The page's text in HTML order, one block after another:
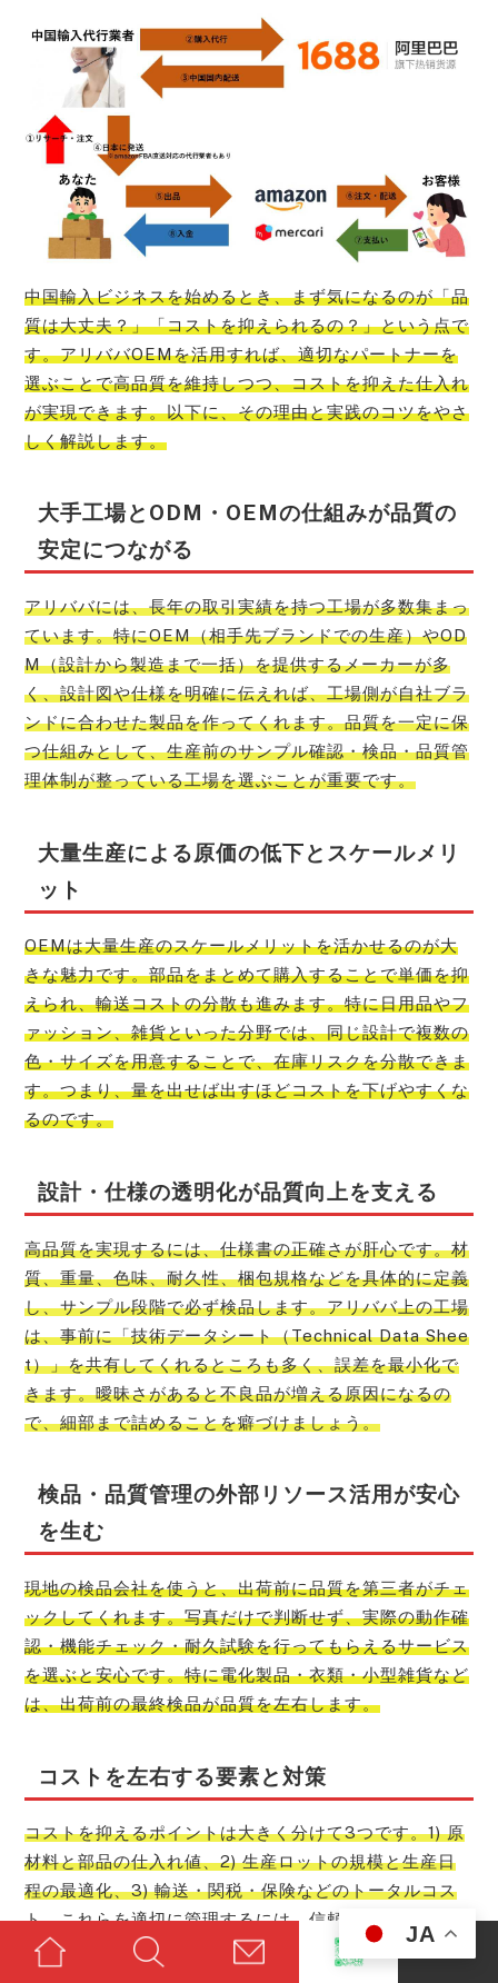
中国輸入ビジネスを始めるとき、まず気になるのが「品
質は大丈夫？」「コストを抑えられるの？」という点で
す。アリババOEMを活用すれば、適切なパートナーを
選ぶことで高品質を維持しつつ、コストを抑えた仕入れ
が実現できます。以下に、その理由と実践のコツをやさ
しく解説します。
大手工場とODM・OEMの仕組みが品質の
安定につながる
アリババには、長年の取引実績を持つ工場が多数集まっ
ています。特にOEM（相手先ブランドでの生産）やOD
M（設計から製造まで一括）を提供するメーカーが多
く、設計図や仕様を明確に伝えれば、工場側が自社ブラ
ンドに合わせた製品を作ってくれます。品質を一定に保
つ仕組みとして、生産前のサンプル確認・検品・品質管
理体制が整っている工場を選ぶことが重要です。
大量生産による原価の低下とスケールメリ
ット
OEMは大量生産のスケールメリットを活かせるのが大
きな魅力です。部品をまとめて購入することで単価を抑
えられ、輸送コストの分散も進みます。特に日用品やフ
ァッション、雑貨といった分野では、同じ設計で複数の
色・サイズを用意することで、在庫リスクを分散できま
す。つまり、量を出せば出すほどコストを下げやすくな
るのです。
設計・仕様の透明化が品質向上を支える
高品質を実現するには、仕様書の正確さが肝心です。材
質、重量、色味、耐久性、梱包規格などを具体的に定義
し、サンプル段階で必ず検品します。アリババ上の工場
は、事前に「技術データシート（Technical Data Shee
t）」を共有してくれるところも多く、誤差を最小化で
きます。曖昧さがあると不良品が増える原因になるの
で、細部まで詰めることを癖づけましょう。
検品・品質管理の外部リソース活用が安心
を生む
現地の検品会社を使うと、出荷前に品質を第三者がチェ
ックしてくれます。写真だけで判断せず、実際の動作確
認・機能チェック・耐久試験を行ってもらえるサービス
を選ぶと安心です。特に電化製品・衣類・小型雑貨など
は、出荷前の最終検品が品質を左右します。
コストを左右する要素と対策
コストを抑えるポイントは大きく分けて3つです。1) 原
材料と部品の仕入れ値、2) 生産ロットの規模と生産日
程の最適化、3) 輸送・関税・保険などのトータルコス
ト。これらを適切に管理するには、信頼できる代行・仲
介業者のサポートと事前の見積り比較が有効です。特に
JA